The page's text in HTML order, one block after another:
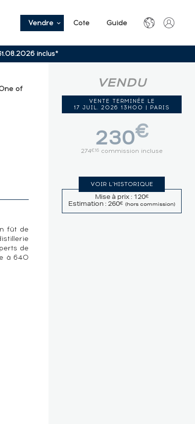
Vendre Cote Guide
inclus*
of
fût de
de
à 640
VENDU
VENTE TERMINÉE LE
17 JUIL. 2026 13H00 | PARIS
230€
274€16 commission incluse
VOIR L'HISTORIQUE
Mise à prix : 120€
Estimation : 260€ (hors commission)